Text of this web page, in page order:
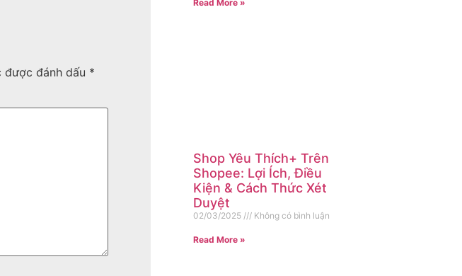
đánh dấu *
Read More »
Shop Yêu Thích+ Trên
Shopee: Lợi Ích, Điều
Kiện & Cách Thức Xét
Duyệt
02/03/2025 Không có bình luận
Read More »